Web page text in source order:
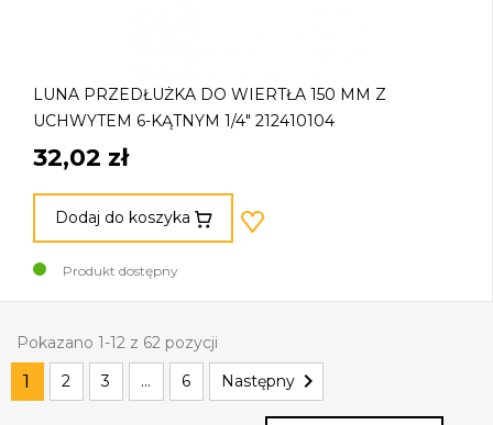
LUNA PRZEDŁUŻKA DO WIERTŁA 150 MM Z
UCHWYTEM 6-KĄTNYM 1/4" 212410104
32,02 zł
Dodaj do koszyka
Produkt dostępny
Pokazano 1-12 z 62 pozycji
1 2 3 … 6 Następny 